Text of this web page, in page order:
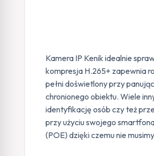
Kamera IP Kenik idealnie
kompresja H.265+ zapewnia
pełni doświetlony przy
chronionego obiektu. Wiele
identyfikację osób czy też
przy użyciu swojego
(POE) dzięki czemu nie